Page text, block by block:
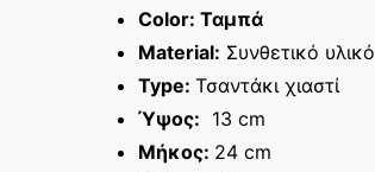
Color: Ταμπά
Material: Συνθετικό υλικό
Type: Τσαντάκι χιαστί
Ύψος: 13 cm
Μήκος: 24 cm